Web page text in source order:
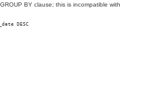
BY clause; this is incompatible with
DESC